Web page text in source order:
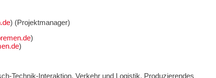
) (Projektmanager)
)
)
Technik-Interaktion, Verkehr und Logistik, Produzierendes